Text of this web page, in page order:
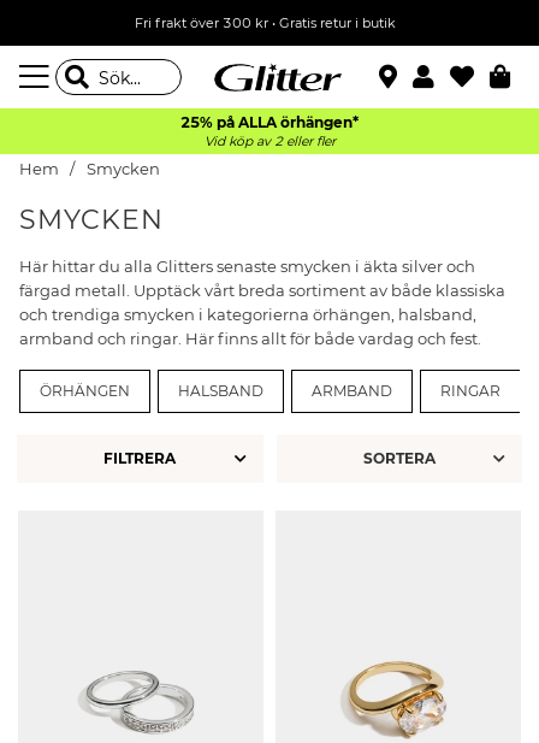
Fri frakt över 300 kr• Gratis retur i butik
25% på ALLA örhängen*
Vid köp av 2 eller fler
Hem Smycken
SMYCKEN
Här hittar du alla Glitters senaste smycken i äkta silver och
färgad metall. Upptäck vårt breda sortiment av både klassiska
och trendiga smycken i kategorierna örhängen, halsband,
armband och ringar. Här finns allt för både vardag och fest.
ÖRHÄNGEN HALSBAND ARMBAND RINGAR
FILTRERA